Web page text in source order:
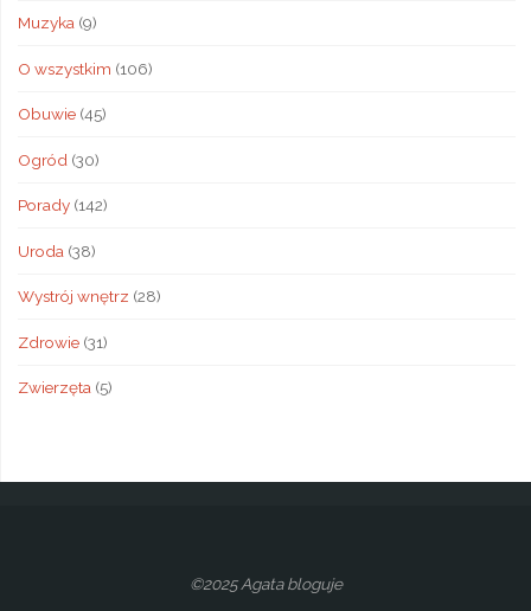
Muzyka(9)
O wszystkim (106)
Obuwie(45)
Ogród (30)
Porady(142)
Uroda (38)
Wystrój wnętrz (28)
Zdrowie(31)
Zwierzęta(5)
©2025 Agata bloguje